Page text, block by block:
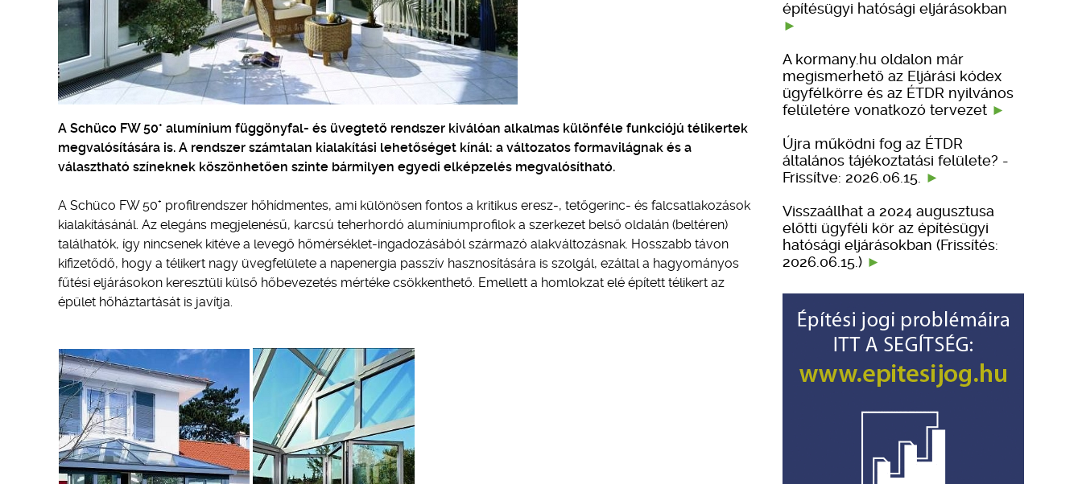
A Schüco FW 50+ alumínium függönyfal- és üvegtető rendszer kiválóan alkalmas különféle funkciójú télikertek
megvalósítására is. A rendszer számtalan kialakítási lehetőséget kínál: a változatos formavilágnak és a
választható színeknek köszönhetően szinte bármilyen egyedi elképzelés megvalósítható.
A Schüco FW 50+ profilrendszer hőhídmentes, ami különösen fontos a kritikus eresz-, tetőgerinc- és falcsatlakozások
kialakításánál. Az elegáns megjelenésű, karcsú teherhordó alumíniumprofilok a szerkezet belső oldalán (beltéren)
találhatók, így nincsenek kitéve a levegő hőmérséklet-ingadozásából származó alakváltozásnak. Hosszabb távon
kifizetődő, hogy a télikert nagy üvegfelülete a napenergia passzív hasznosítására is szolgál, ezáltal a hagyományos
fűtési eljárásokon keresztüli külső hőbevezetés mértéke csökkenthető. Emellett a homlokzat elé épített télikert az
épület hőháztartását is javítja.
építésügyi hatósági eljárásokban
A kormany.hu oldalon már
megismerhető az Eljárási kódex
ügyfélkörre és az ÉTDR nyilvános
felületére vonatkozó tervezet
Újra működni fog az ÉTDR
általános tájékoztatási felülete? -
Frissítve: 2026.06.15.
Visszaállhat a 2024 augusztusa
előtti ügyféli kör az építésügyi
hatósági eljárásokban (Frissítés:
2026.06.15.)